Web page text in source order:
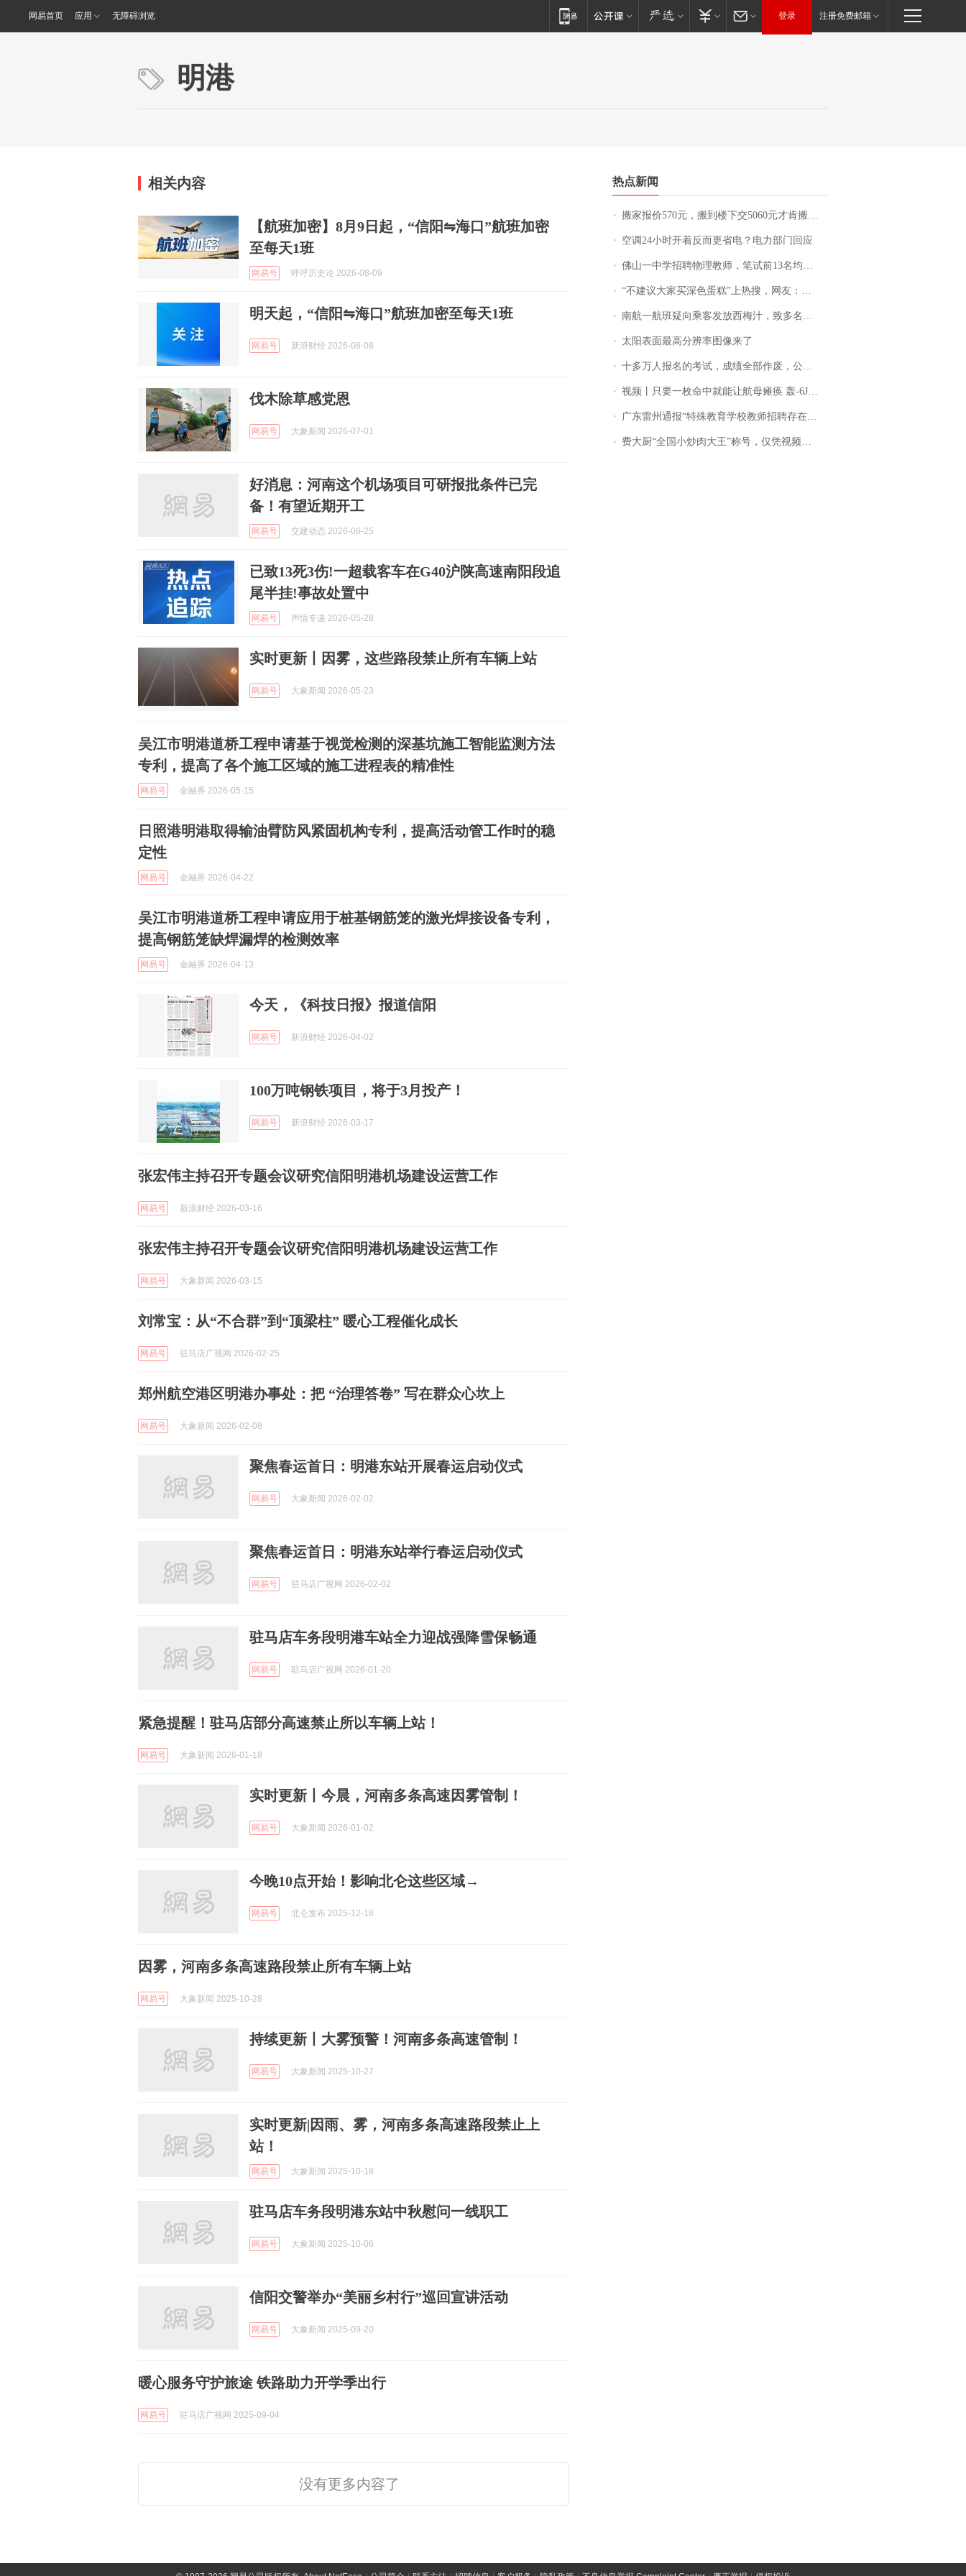
网易首页 应用 无障碍浏览 登录 注册免费邮箱
明港
相关内容
【航班加密】8月9日起，“信阳⇋海口”航班加密
至每天1班
网易号 呼呼历史论 2026-08-09
明天起，“信阳⇋海口”航班加密至每天1班
网易号 新浪财经 2026-08-08
伐木除草感党恩
网易号 大象新闻 2026-07-01
好消息：河南这个机场项目可研报批条件已完
备！有望近期开工
网易号 交建动态 2026-06-25
已致13死3伤!一超载客车在G40沪陕高速南阳段追
尾半挂!事故处置中
网易号 声情专递 2026-05-28
实时更新丨因雾，这些路段禁止所有车辆上站
网易号 大象新闻 2026-05-23
吴江市明港道桥工程申请基于视觉检测的深基坑施工智能监测方法
专利，提高了各个施工区域的施工进程表的精准性
网易号 金融界 2026-05-15
日照港明港取得输油臂防风紧固机构专利，提高活动管工作时的稳
定性
网易号 金融界 2026-04-22
吴江市明港道桥工程申请应用于桩基钢筋笼的激光焊接设备专利，
提高钢筋笼缺焊漏焊的检测效率
网易号 金融界 2026-04-13
今天，《科技日报》报道信阳
网易号 新浪财经 2026-04-02
100万吨钢铁项目，将于3月投产！
网易号 新浪财经 2026-03-17
张宏伟主持召开专题会议研究信阳明港机场建设运营工作
网易号 新浪财经 2026-03-16
张宏伟主持召开专题会议研究信阳明港机场建设运营工作
网易号 大象新闻 2026-03-15
刘常宝：从“不合群”到“顶梁柱” 暖心工程催化成长
网易号 驻马店广视网 2026-02-25
郑州航空港区明港办事处：把 “治理答卷” 写在群众心坎上
网易号 大象新闻 2026-02-08
聚焦春运首日：明港东站开展春运启动仪式
网易号 大象新闻 2026-02-02
聚焦春运首日：明港东站举行春运启动仪式
网易号 驻马店广视网 2026-02-02
驻马店车务段明港车站全力迎战强降雪保畅通
网易号 驻马店广视网 2026-01-20
紧急提醒！驻马店部分高速禁止所以车辆上站！
网易号 大象新闻 2026-01-18
实时更新丨今晨，河南多条高速因雾管制！
网易号 大象新闻 2026-01-02
今晚10点开始！影响北仑这些区域→
网易号 北仑发布 2025-12-18
因雾，河南多条高速路段禁止所有车辆上站
网易号 大象新闻 2025-10-28
持续更新丨大雾预警！河南多条高速管制！
网易号 大象新闻 2025-10-27
实时更新|因雨、雾，河南多条高速路段禁止上
站！
网易号 大象新闻 2025-10-18
驻马店车务段明港东站中秋慰问一线职工
网易号 大象新闻 2025-10-06
信阳交警举办“美丽乡村行”巡回宣讲活动
网易号 大象新闻 2025-09-20
暖心服务守护旅途 铁路助力开学季出行
网易号 驻马店广视网 2025-09-04
没有更多内容了
热点新闻
搬家报价570元，搬到楼下交5060元才肯搬上楼！女子傻眼了……
空调24小时开着反而更省电？电力部门回应
佛山一中学招聘物理教师，笔试前13名均遭淘汰？教育局：已叫停招聘，成立调查组全面核查
“不建议大家买深色蛋糕”上热搜，网友：天塌了！
南航一航班疑向乘客发放西梅汁，致多名乘客在飞行途中排队上厕所！乘客：机上100多人只有2个厕所；客服回应：并非每架飞机都会发放西梅汁
太阳表面最高分辨率图像来了
十多万人报名的考试，成绩全部作废，公平么？
视频丨只要一枚命中就能让航母瘫痪 轰-6J实力有多强？
广东雷州通报“特殊教育学校教师招聘存在违规行为”：已启动问责程序 副校长被停职
费大厨“全国小炒肉大王”称号，仅凭视频评出？中国烹饪协会回应